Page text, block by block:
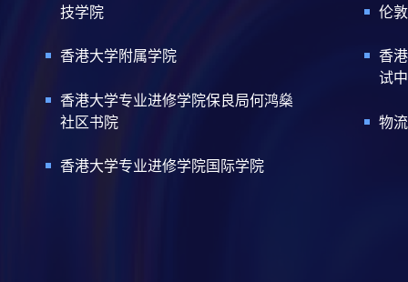
技学院
香港大学附属学院
香港大学专业进修学院保良局何鸿燊
社区书院
香港大学专业进修学院国际学院
伦
香
试
物